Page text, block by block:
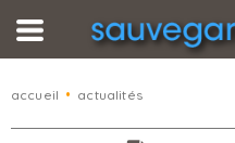
accueil • actualités